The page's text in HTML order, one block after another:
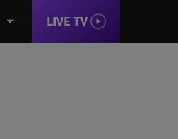
LIVE TV